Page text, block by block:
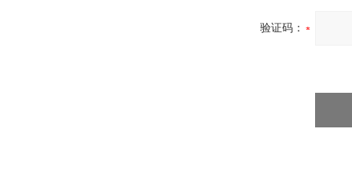
验证码：